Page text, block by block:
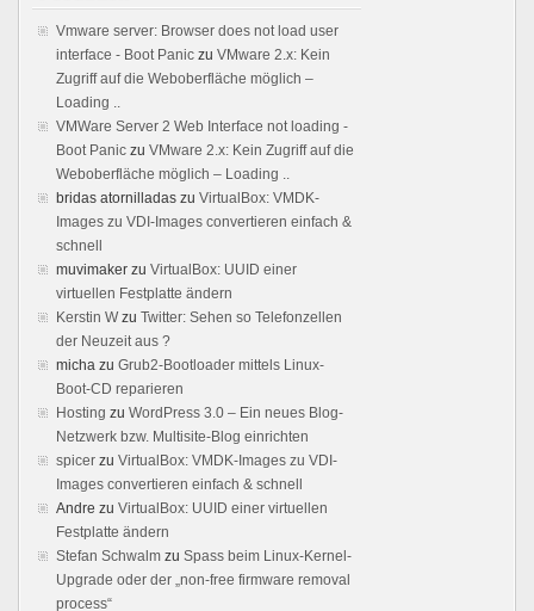
Vmware server: Browser does not load user
interface - Boot Panic zu VMware 2.x: Kein
Zugriff auf die Weboberfläche möglich –
Loading ..
VMWare Server 2 Web Interface not loading -
Boot Panic zu VMware 2.x: Kein Zugriff auf die
Weboberfläche möglich – Loading ..
bridas atornilladas zu VirtualBox: VMDK-
Images zu VDI-Images convertieren einfach &
schnell
muvimaker zu VirtualBox: UUID einer
virtuellen Festplatte ändern
Kerstin Wzu Twitter: Sehen so Telefonzellen
der Neuzeit aus ?
micha zu Grub2-Bootloader mittels Linux-
Boot-CD reparieren
Hosting zu WordPress 3.0 – Ein neues Blog-
Netzwerk bzw. Multisite-Blog einrichten
spicer zu VirtualBox: VMDK-Images zu VDI-
Images convertieren einfach & schnell
Andre zu VirtualBox: UUID einer virtuellen
Festplatte ändern
Stefan Schwalm zu Spass beim Linux-Kernel-
Upgrade oder der „non-free firmware removal
process“